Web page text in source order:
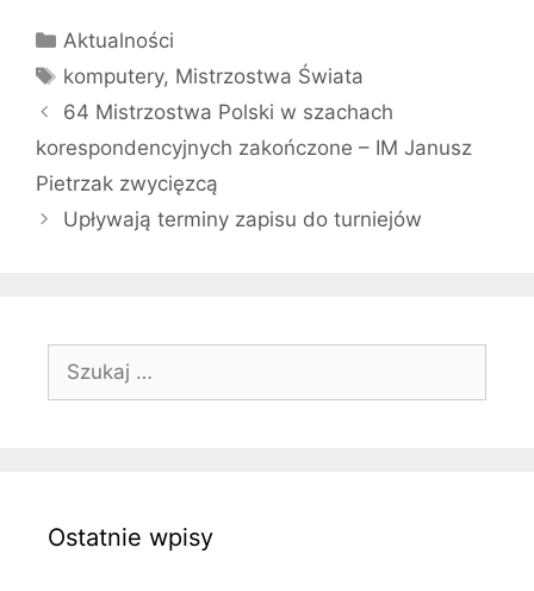
Kategorie
Aktualności
Tagi
komputery, Mistrzostwa Świata
64 Mistrzostwa Polski w szachach
korespondencyjnych zakończone – IM Janusz
Pietrzak zwycięzcą
Upływają terminy zapisu do turniejów
Ostatnie wpisy